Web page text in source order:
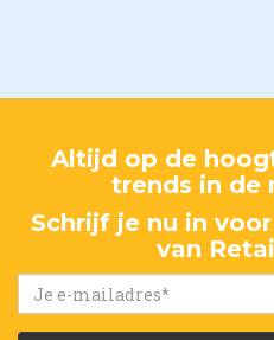
Altijd op de
trends in de
Schrijf je nu in
van